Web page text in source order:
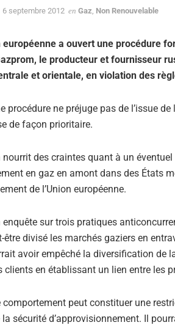
6 septembre 2012 en Gaz Non Renouvelable
européenne a ouvert une procédure
le producteur et fournisseur
et orientale, en violation des
procédure ne préjuge pas de l’issue
de façon prioritaire.
des craintes quant à un
en gaz en amont dans des États
de l’Union européenne.
sur trois pratiques
être divisé les marchés gaziers en
avoir empêché la diversification
clients en établissant un lien entre les
comportement peut constituer une
sécurité d’approvisionnement. Il